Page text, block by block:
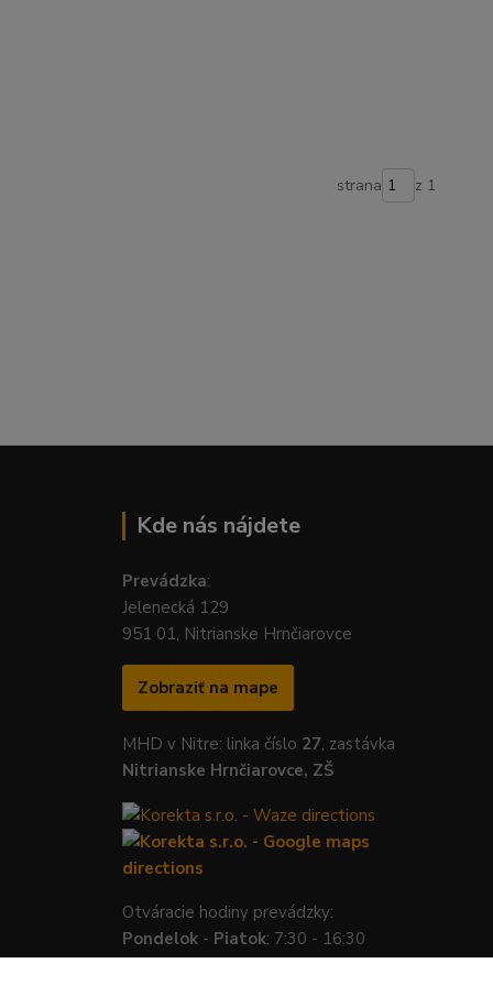
strana z 1
Kde nás nájdete
Prevádzka:
Jelenecká 129
951 01, Nitrianske Hrnčiarovce
Zobraziť na mape
MHD v Nitre: linka číslo 27, zastávka
Nitrianske Hrnčiarovce, ZŠ
Otváracie hodiny prevádzky:
Pondelok - Piatok: 7:30 - 16:30